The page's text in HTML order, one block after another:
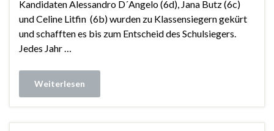
Kandidaten Alessandro D´Angelo (6d), Jana Butz (6c)
und Celine Litfin (6b) wurden zu Klassensiegern gekürt
und schafften es bis zum Entscheid des Schulsiegers.
Jedes Jahr …
Weiterlesen